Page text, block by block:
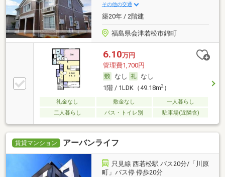
その他の交通
築20年 / 2階建
福島県会津若松市錦町
6.10万円
管理費1,700円
なし
なし
1階 / 1LDK（49.18m2）
礼金なし 敷金なし
一人暮らし
二人暮らし
バス・トイレ別 駐車場(近隣含)
賃貸マンション アーバンライフ
只見線 西若松駅 バス20分/「川原
町」バス停 停歩20分